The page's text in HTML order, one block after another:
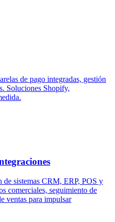
de pago integradas, gestión
Soluciones Shopify,
sistemas CRM, ERP, POS y
comerciales, seguimiento de
ventas para impulsar